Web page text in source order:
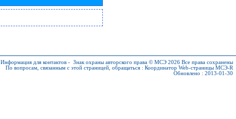
Информация для контактов - Знак охраны авторского права © МСЭ 2026 Все права сохранены
По вопросам, связанным с этой страницей, обращаться : Координатор Web-страницы МСЭ-R
Обновлено : 2013-01-30